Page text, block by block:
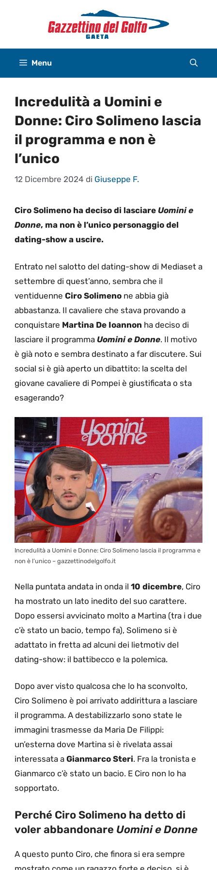
Menu
Incredulità a Uomini e
Donne: Ciro Solimeno lascia
il programma e non è
l’unico
12 Dicembre 2024 di Giuseppe F.
Ciro Solimeno ha deciso di lasciare Uomini e
Donne, ma non è l’unico personaggio del
dating-show a uscire.
Entrato nel salotto del dating-show di Mediaset a
settembre di quest’anno, sembra che il
ventiduenne Ciro Solimeno ne abbia già
abbastanza. Il cavaliere che stava provando a
conquistare Martina De Ioannon ha deciso di
lasciare il programma Uomini e Donne. Il motivo
è già noto e sembra destinato a far discutere. Sui
social si è già aperto un dibattito: la scelta del
giovane cavaliere di Pompei è giustificata o sta
esagerando?
Incredulità a Uomini e Donne: Ciro Solimeno lascia il programma e
non è l’unico – gazzettinodelgolfo.it
Nella puntata andata in onda il 10 dicembre, Ciro
ha mostrato un lato inedito del suo carattere.
Dopo essersi avvicinato molto a Martina (tra i due
c’è stato un bacio, tempo fa), Solimeno si è
adattato in fretta ad alcuni dei lietmotiv del
dating-show: il battibecco e la polemica.
Dopo aver visto qualcosa che lo ha sconvolto,
Ciro Solimeno è poi arrivato addirittura a lasciare
il programma. A destabilizzarlo sono state le
immagini trasmesse da Maria De Filippi:
un’esterna dove Martina si è rivelata assai
interessata a Gianmarco Steri. Fra la tronista e
Gianmarco c’è stato un bacio. E Ciro non lo ha
sopportato.
Perché Ciro Solimeno ha detto di
voler abbandonare Uomini e Donne
A questo punto Ciro, che finora si era sempre